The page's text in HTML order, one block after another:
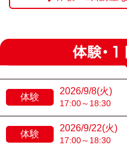
体験
2026/9/8(火)
17:00～18:30
体験
2026/9/22(火)
17:00～18:30